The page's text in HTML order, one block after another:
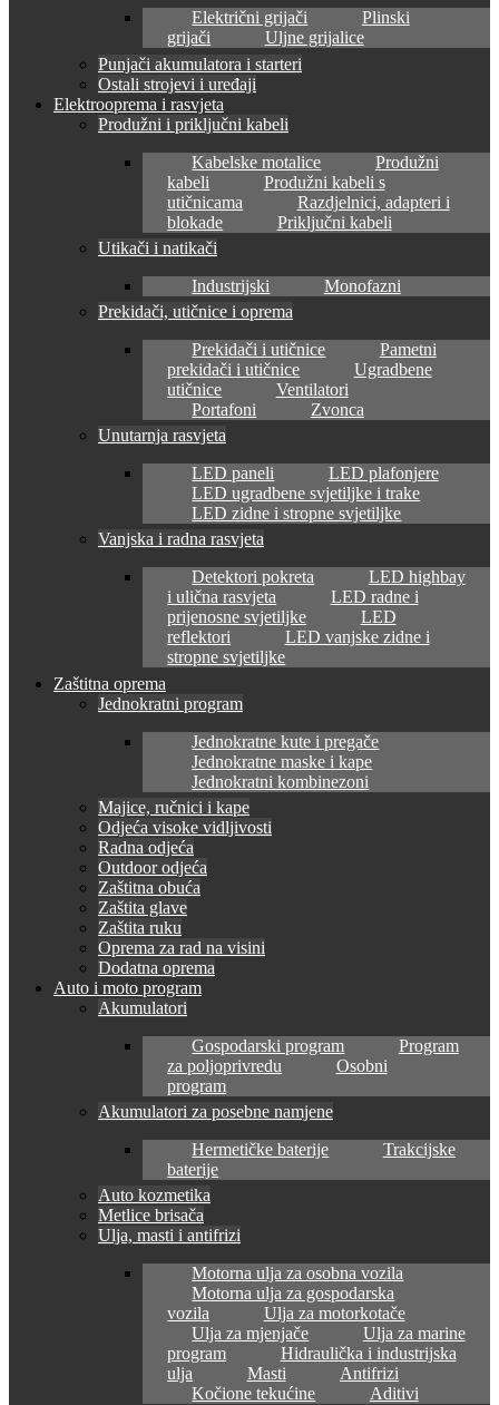
Električni grijači
Plinski
grijači
Uljne grijalice
Punjači akumulatora i starteri
Ostali strojevi i uređaji
Elektrooprema i rasvjeta
Produžni i priključni kabeli
Kabelske motalice
Produžni
kabeli
Produžni kabeli s
utičnicama
Razdjelnici, adapteri i
blokade
Priključni kabeli
Utikači i natikači
Industrijski
Monofazni
Prekidači, utičnice i oprema
Prekidači i utičnice
Pametni
prekidači i utičnice
Ugradbene
utičnice
Ventilatori
Portafoni
Zvonca
Unutarnja rasvjeta
LED paneli
LED plafonjere
LED ugradbene svjetiljke i trake
LED zidne i stropne svjetiljke
Vanjska i radna rasvjeta
Detektori pokreta
LED highbay
i ulična rasvjeta
LED radne i
prijenosne svjetiljke
LED
reflektori
LED vanjske zidne i
stropne svjetiljke
Zaštitna oprema
Jednokratni program
Jednokratne kute i pregače
Jednokratne maske i kape
Jednokratni kombinezoni
Majice, ručnici i kape
Odjeća visoke vidljivosti
Radna odjeća
Outdoor odjeća
Zaštitna obuća
Zaštita glave
Zaštita ruku
Oprema za rad na visini
Dodatna oprema
Auto i moto program
Akumulatori
Gospodarski program
Program
za poljoprivredu
Osobni
program
Akumulatori za posebne namjene
Hermetičke baterije
Trakcijske
baterije
Auto kozmetika
Metlice brisača
Ulja, masti i antifrizi
Motorna ulja za osobna vozila
Motorna ulja za gospodarska
vozila
Ulja za motorkotače
Ulja za mjenjače
Ulja za marine
program
Hidraulička i industrijska
ulja
Masti
Antifrizi
Kočione tekućine
Aditivi